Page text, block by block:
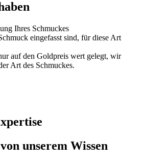
Ihres Schmuckes
eingefasst sind, für diese Art
auf den Goldpreis wert gelegt, wir
Art des Schmuckes.
unserem Wissen